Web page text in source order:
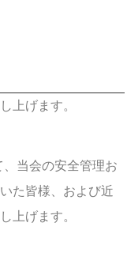
上げます。
当会の安全管理お
た皆様、および近
上げます。